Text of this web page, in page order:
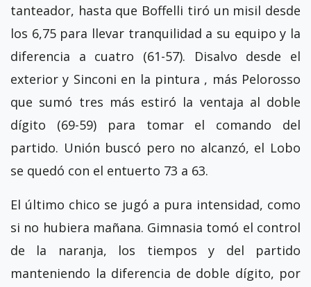
tanteador, hasta que Boffelli tiró un misil desde
los 6,75 para llevar tranquilidad a su equipo y la
diferencia a cuatro (61-57). Disalvo desde el
exterior y Sinconi en la pintura , más Pelorosso
que sumó tres más estiró la ventaja al doble
dígito (69-59) para tomar el comando del
partido. Unión buscó pero no alcanzó, el Lobo
se quedó con el entuerto 73 a 63.
El último chico se jugó a pura intensidad, como
si no hubiera mañana. Gimnasia tomó el control
de la naranja, los tiempos y del partido
manteniendo la diferencia de doble dígito, por